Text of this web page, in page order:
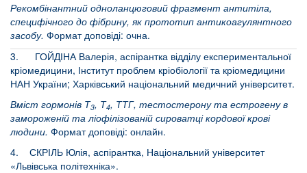
Рекомбінантний одноланцюговий фрагмент антитіла,
специфічного до фібрину, як прототип антикоагулянтного
засобу. Формат доповіді: очна.
3. ГОЙДІНА Валерія, аспірантка відділу експериментальної
кріомедицини, Інститут проблем кріобіології та кріомедицини
НАН України; Харківський національний медичний університет.
Вміст гормонів Т3, Т4, ТТГ, тестостерону та естрогену в
замороженій та ліофілізованій сироватці кордової крові
людини. Формат доповіді: онлайн.
4. СКРІЛЬ Юлія, аспірантка, Національний університет
«Львівська політехніка».